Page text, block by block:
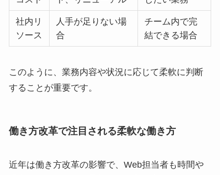
社内リ
ソース
人手が足りない場
合
チーム内で完
結できる場合
このように、業務内容や状況に応じて柔軟に判断
することが重要です。
働き方改革で注目される柔軟な働き方
近年は働き方改革の影響で、Web担当者も時間や